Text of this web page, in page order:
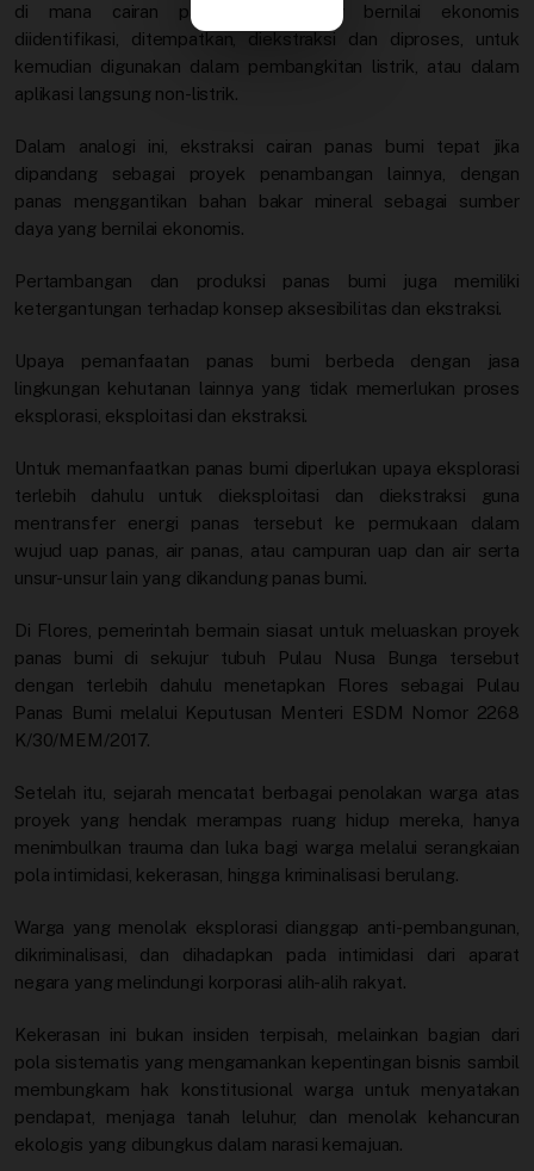
di mana cairan panas bumi yang bernilai ekonomis
diidentifikasi, ditempatkan, diekstraksi dan diproses, untuk
kemudian digunakan dalam pembangkitan listrik, atau dalam
aplikasi langsung non-listrik.
Dalam analogi ini, ekstraksi cairan panas bumi tepat jika
dipandang sebagai proyek penambangan lainnya, dengan
panas menggantikan bahan bakar mineral sebagai sumber
daya yang bernilai ekonomis.
Pertambangan dan produksi panas bumi juga memiliki
ketergantungan terhadap konsep aksesibilitas dan ekstraksi.
Upaya pemanfaatan panas bumi berbeda dengan jasa
lingkungan kehutanan lainnya yang tidak memerlukan proses
eksplorasi, eksploitasi dan ekstraksi.
Untuk memanfaatkan panas bumi diperlukan upaya eksplorasi
terlebih dahulu untuk dieksploitasi dan diekstraksi guna
mentransfer energi panas tersebut ke permukaan dalam
wujud uap panas, air panas, atau campuran uap dan air serta
unsur-unsur lain yang dikandung panas bumi.
Di Flores, pemerintah bermain siasat untuk meluaskan proyek
panas bumi di sekujur tubuh Pulau Nusa Bunga tersebut
dengan terlebih dahulu menetapkan Flores sebagai Pulau
Panas Bumi melalui Keputusan Menteri ESDM Nomor 2268
K/30/MEM/2017.
Setelah itu, sejarah mencatat berbagai penolakan warga atas
proyek yang hendak merampas ruang hidup mereka, hanya
menimbulkan trauma dan luka bagi warga melalui serangkaian
pola intimidasi, kekerasan, hingga kriminalisasi berulang.
Warga yang menolak eksplorasi dianggap anti-pembangunan,
dikriminalisasi, dan dihadapkan pada intimidasi dari aparat
negara yang melindungi korporasi alih-alih rakyat.
Kekerasan ini bukan insiden terpisah, melainkan bagian dari
pola sistematis yang mengamankan kepentingan bisnis sambil
membungkam hak konstitusional warga untuk menyatakan
pendapat, menjaga tanah leluhur, dan menolak kehancuran
ekologis yang dibungkus dalam narasi kemajuan.